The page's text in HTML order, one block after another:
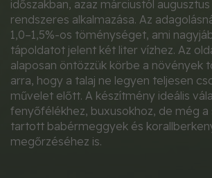
időszakban, azaz márciustól
rendszeres alkalmazása. Az
1,0–1,5%-os töménységet, ami
tápoldatot jelent két liter vízhez. Az
alaposan öntözzük körbe a növények
arra, hogy a talaj ne legyen teljesen
művelet előtt. A készítmény ideális
fenyőfélékhez, buxusokhoz, de még
tartott babérmeggyek és
megőrzéséhez is.